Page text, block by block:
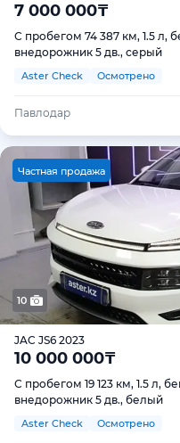
7 000 000₸
С пробегом 74 387 км, 1.5 л,
внедорожник 5 дв., серый
Aster Check Осмотрено
Павлодар
Частная продажа
10
JAC JS6 2023
10 000 000₸
С пробегом 19 123 км, 1.5 л,
внедорожник 5 дв., белый
Aster Check Осмотрено